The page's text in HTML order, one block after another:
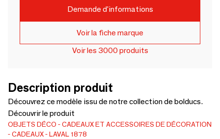
Demande d'informations
Voir la fiche marque
Voir les 3000 produits
Description produit
Découvrez ce modèle issu de notre collection de bolducs.
Découvrir le produit
OBJETS DÉCO
CADEAUX ET ACCESSOIRES DE DÉCORATION
CADEAUX
LAVAL 1878